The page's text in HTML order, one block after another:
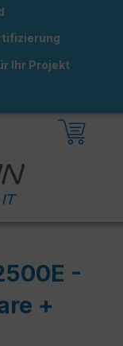
Ihr Projekt
-
+